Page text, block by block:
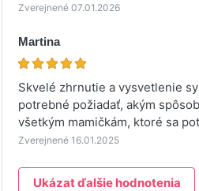
Zverejnené 07.01.2026
Martina
Skvelé zhrnutie a vysvetlenie
potrebné požiadať, akým
všetkým mamičkám, ktoré sa
Zverejnené 16.01.2025
Ukázat ďalšie hodnotenia